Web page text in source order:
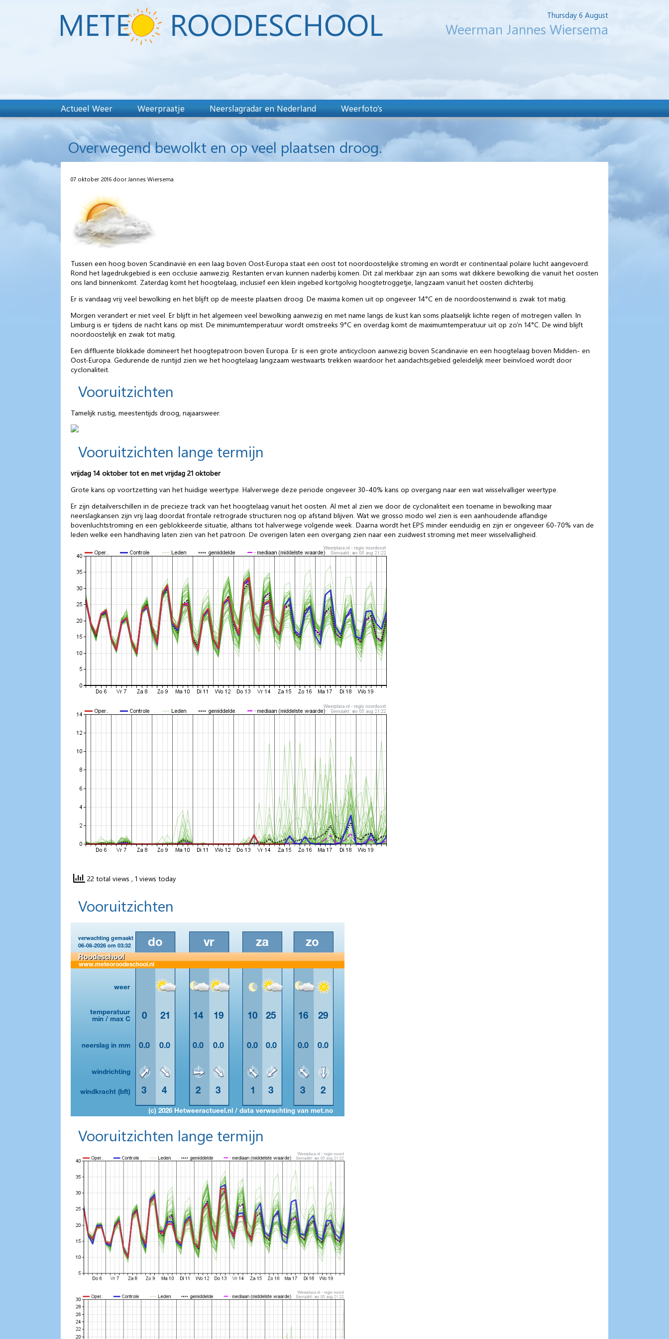
Thursday 6 August
Weerman Jannes Wiersema
Actueel Weer Weerpraatje Neerslagradar en Nederland Weerfoto’s
Overwegend bewolkt en op veel plaatsen droog.
07 oktober 2016 door Jannes Wiersema
Tussen een hoog boven Scandinavië en een laag boven Oost-Europa staat een oost tot noordoostelijke stroming en wordt er continentaal polaire lucht aangevoerd.
Rond het lagedrukgebied is een occlusie aanwezig. Restanten ervan kunnen naderbij komen. Dit zal merkbaar zijn aan soms wat dikkere bewolking die vanuit het oosten
ons land binnenkomt. Zaterdag komt het hoogtelaag, inclusief een klein ingebed kortgolvig hoogtetroggetje, langzaam vanuit het oosten dichterbij.
Er is vandaag vrij veel bewolking en het blijft op de meeste plaatsen droog. De maxima komen uit op ongeveer 14°C en de noordoostenwind is zwak tot matig.
Morgen verandert er niet veel. Er blijft in het algemeen veel bewolking aanwezig en met name langs de kust kan soms plaatselijk lichte regen of motregen vallen. In
Limburg is er tijdens de nacht kans op mist. De minimumtemperatuur wordt omstreeks 9°C en overdag komt de maximumtemperatuur uit op zo’n 14°C. De wind blijft
noordoostelijk en zwak tot matig.
Een diffluente blokkade domineert het hoogtepatroon boven Europa. Er is een grote anticycloon aanwezig boven Scandinavie en een hoogtelaag boven Midden- en
Oost-Europa. Gedurende de runtijd zien we het hoogtelaag langzaam westwaarts trekken waardoor het aandachtsgebied geleidelijk meer beïnvloed wordt door
cyclonaliteit.
Vooruitzichten
Tamelijk rustig, meestentijds droog, najaarsweer.
Vooruitzichten lange termijn
vrijdag 14 oktober tot en met vrijdag 21 oktober
Grote kans op voortzetting van het huidige weertype. Halverwege deze periode ongeveer 30-40% kans op overgang naar een wat wisselvalliger weertype.
Er zijn detailverschillen in de precieze track van het hoogtelaag vanuit het oosten. Al met al zien we door de cyclonaliteit een toename in bewolking maar
neerslagkansen zijn vrij laag doordat frontale retrograde structuren nog op afstand blijven. Wat we grosso modo wel zien is een aanhoudende aflandige
bovenluchtstroming en een geblokkeerde situatie, althans tot halverwege volgende week. Daarna wordt het EPS minder eenduidig en zijn er ongeveer 60-70% van de
leden welke een handhaving laten zien van het patroon. De overigen laten een overgang zien naar een zuidwest stroming met meer wisselvalligheid.
22 total views , 1 views today
Vooruitzichten
Vooruitzichten lange termijn